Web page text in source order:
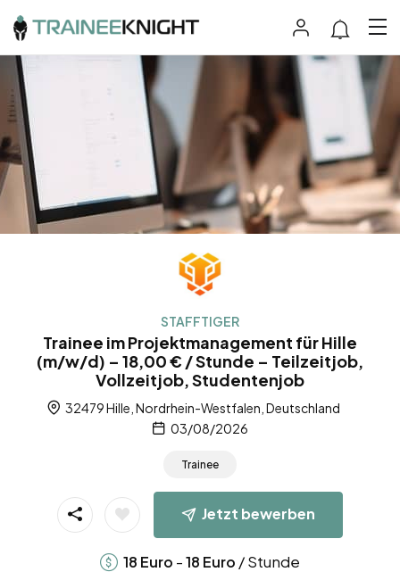
STAFFTIGER
Trainee im Projektmanagement für Hille
(m/w/d) – 18,00 € / Stunde – Teilzeitjob,
Vollzeitjob, Studentenjob
32479 Hille, Nordrhein-Westfalen, Deutschland
03/08/2026
Trainee
Jetzt bewerben
18 Euro -18 Euro / Stunde